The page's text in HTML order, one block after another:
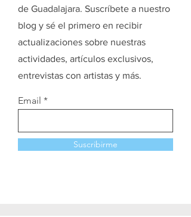
de Guadalajara. Suscríbete a nuestro
blog y sé el primero en recibir
actualizaciones sobre nuestras
actividades, artículos exclusivos,
entrevistas con artistas y más.
Email
Suscribirme